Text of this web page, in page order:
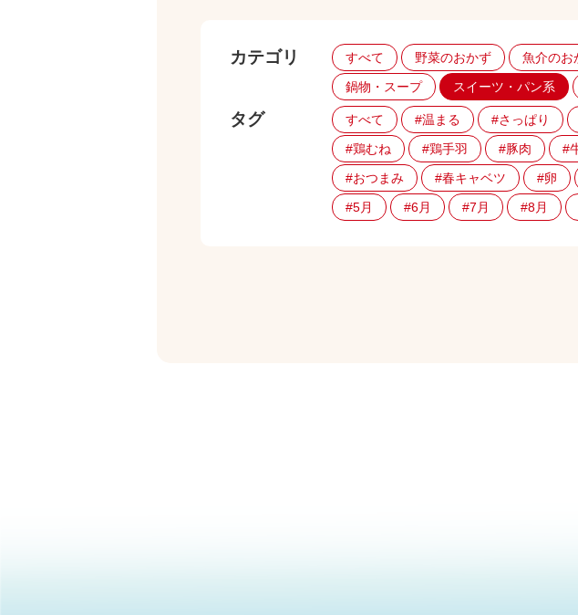
カテゴリ すべて 野菜のおかず 魚介のお
鍋物・スープ
スイーツ・パン系
タグ すべて #温まる #さっぱり
#鶏むね
#鶏手羽 #豚肉 #
#おつまみ
#春キャベツ #卵
#5月
#6月 #7月 #8月